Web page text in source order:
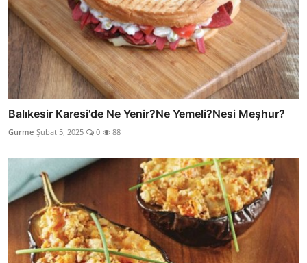
Balıkesir Karesi'de Ne Yenir?Ne Yemeli?Nesi Meşhur?
Gurme Şubat 5, 2025 0 88